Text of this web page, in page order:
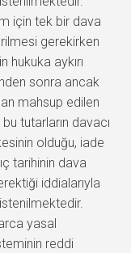
için tek bir dava
gerekirken
hukuka aykırı
sonra ancak
mahsup edilen
tutarların davacı
olduğu, iade
tarihinin dava
iddialarıyla
yasal
reddi